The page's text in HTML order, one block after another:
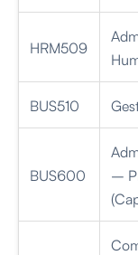
HRM509
BUS510
BUS600
–